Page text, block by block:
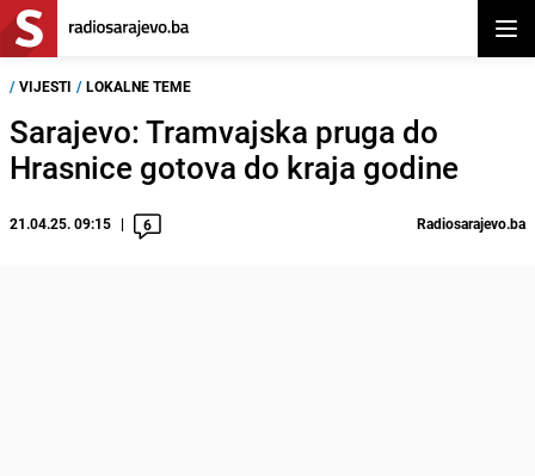
/ VIJESTI / LOKALNE TEME
Sarajevo: Tramvajska pruga do
Hrasnice gotova do kraja godine
21.04.25. 09:15 6 Radiosarajevo.ba